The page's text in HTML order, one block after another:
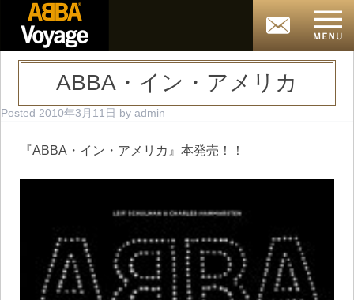
ABBA・イン・アメリカ
Posted 2010年3月11日 by admin
『ABBA・イン・アメリカ』本発売！！